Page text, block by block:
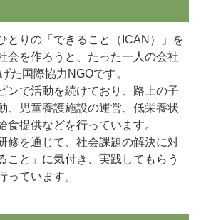
とりの「できること（ICAN）」を
会を作ろうと、たった一人の会社
た国際協力NGOです。
ンで活動を続けており、路上の子
、児童養護施設の運営、低栄養状
食提供などを行っています。
修を通じて、社会課題の解決に対
こと」に気付き、実践してもらう
っています。